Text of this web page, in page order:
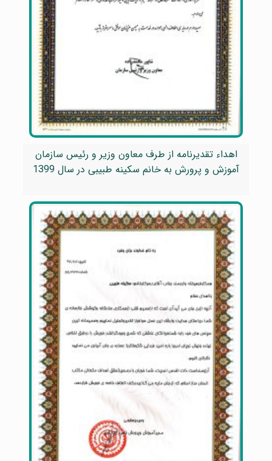
اهداء تقدیرنامه از طرف معاون وزیر و رئیس سازمان
آموزش و پرورش به خانم سکینه طبیبی در سال 1399